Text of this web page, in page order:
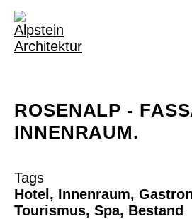
ROSENALP -
INNENRAUM.
Tags
Hotel, Innenraum,
Tourismus, Spa, Bestand